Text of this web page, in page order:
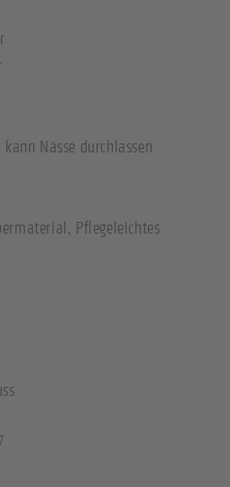
Nässe durchlassen
, Pflegeleichtes